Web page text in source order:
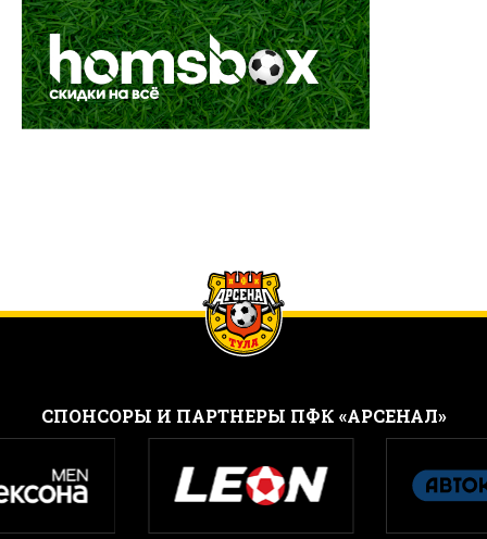
CПОНСОРЫ И ПАРТНЕРЫ ПФК «АРСЕНАЛ»